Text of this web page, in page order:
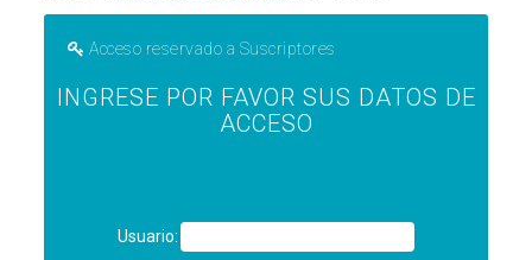
Acceso reservado a Suscriptores
INGRESE POR FAVOR SUS DATOS DE
ACCESO
Usuario: